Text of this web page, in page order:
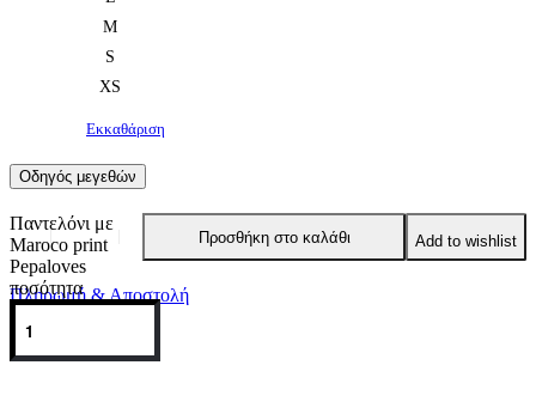
M
S
XS
Εκκαθάριση
Οδηγός μεγεθών
Παντελόνι με
Maroco print
Pepaloves
ποσότητα
Προσθήκη στο καλάθι Add to wishlist
Πληρωμή & Αποστολή